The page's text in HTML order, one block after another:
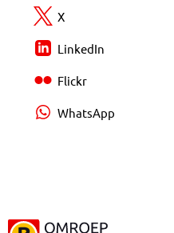
X
LinkedIn
Flickr
WhatsApp